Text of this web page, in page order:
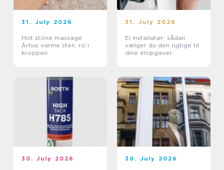
31. July 2026
Hot stone massage
Århus varme sten, ro i
kroppen
31. July 2026
El installatør: sådan
vælger du den rigtige til
dine elopgaver
30. July 2026 30. July 2026